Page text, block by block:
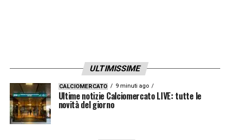
ULTIMISSIME
CALCIOMERCATO 9 minuti ago
Ultime notizie Calciomercato LIVE: tutte le
novità del giorno